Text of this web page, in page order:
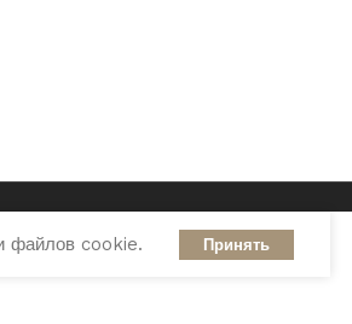
файлов cookie. Принять